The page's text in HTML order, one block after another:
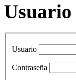
Usuario
Contraseña